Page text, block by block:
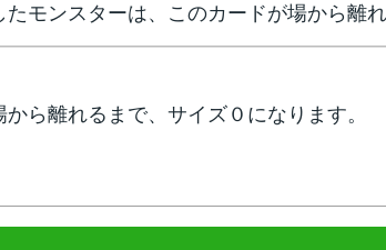
モンスターは、このカードが場から離
ら離れるまで、サイズ０になります。